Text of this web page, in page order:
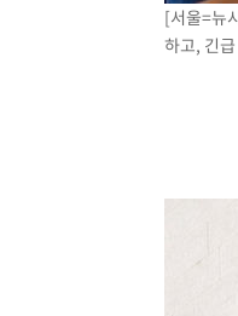
[서울=뉴
하고, 긴